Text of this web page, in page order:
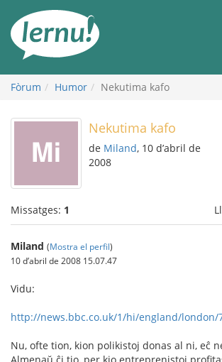
contingut
Fòrum Humor Nekutima kafo
Nekutima kafo
de Miland, 10 d’abril de
2008
Missatges: 1
Miland (Mostra el perfil)
10 d’abril de 2008 15.07.47
Vidu:
http://news.bbc.co.uk/1/hi/england/london/
Nu, ofte tion, kion polikistoj donas al ni, eĉ